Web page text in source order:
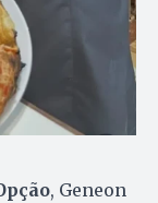
, Geneon